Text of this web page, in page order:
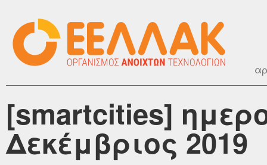
[smartcities]
Δεκέμβριος 2019